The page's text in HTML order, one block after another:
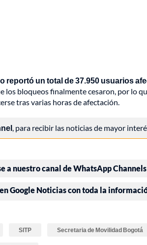
reportó un total de 37.950 usuarios
los bloqueos finalmente cesaron, por lo
tras varias horas de afectación.
, para recibir las noticias de mayor
a nuestro canal de WhatsApp Channels
Google Noticias con toda la
SITP Secretaria de Movilidad Bogotá